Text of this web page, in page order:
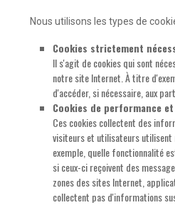
Nous utilisons les types de
Cookies strictement
Il s'agit de cookies qui sont
notre site Internet. À titre
d'accéder, si nécessaire, aux
Cookies de performance
Ces cookies collectent des
visiteurs et utilisateurs
exemple, quelle fonctionnalité
si ceux-ci reçoivent des
zones des sites Internet,
collectent pas d'informations